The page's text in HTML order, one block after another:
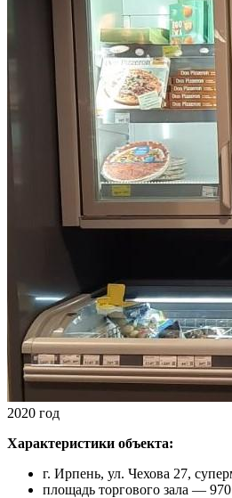
2020 год
Характеристики объекта:
г. Ирпень, ул. Чехова 27,
площадь торгового зала —